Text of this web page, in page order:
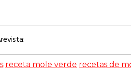
receta mole verde recetas de